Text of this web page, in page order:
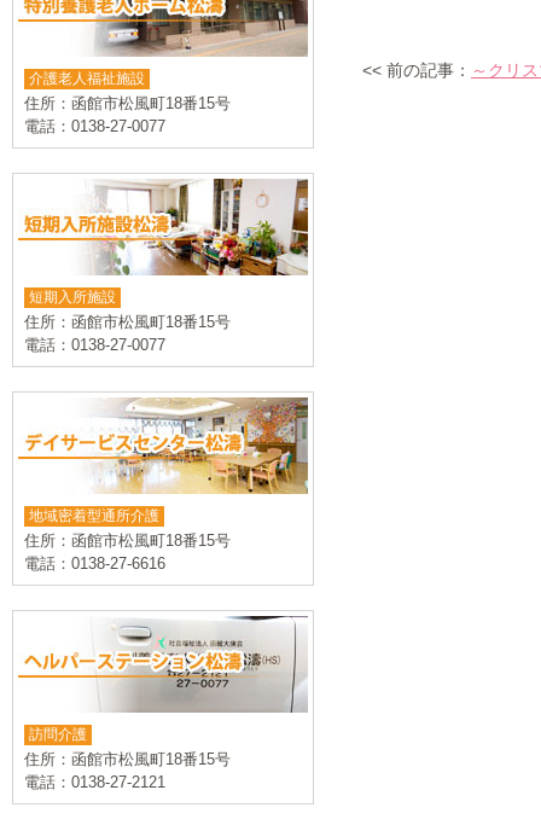
<< 前の記事： ～クリ
介護老人福祉施設
住所：函館市松風町18番15号
電話：0138-27-0077
短期入所施設
住所：函館市松風町18番15号
電話：0138-27-0077
地域密着型通所介護
住所：函館市松風町18番15号
電話：0138-27-6616
訪問介護
住所：函館市松風町18番15号
電話：0138-27-2121